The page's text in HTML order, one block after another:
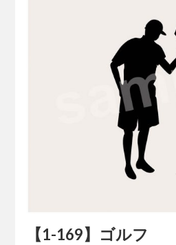
【1-169】ゴルフ